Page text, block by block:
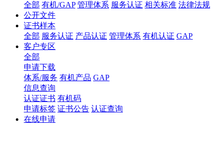
全部 有机/GAP 管理体系 服务认证 相关标准 法律法规
公开文件
证书样本
全部 服务认证 产品认证 管理体系 有机认证 GAP
客户专区
全部
申请下载
体系/服务 有机产品 GAP
信息查询
认证证书 有机码
申请标签 证书公告 认证查询
在线申请